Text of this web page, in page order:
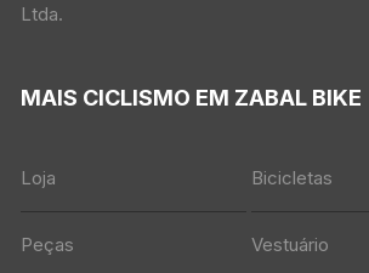
Ltda.
MAIS CICLISMO EM ZABAL BIKE
Loja Bicicletas
Peças Vestuário